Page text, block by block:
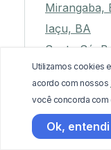
Mirangaba,
Iaçu, BA
Sento Sé,
Barro
Alcobaça,
Irará, BA
Uauá, BA
Utilizamos cookies
acordo com nossos
você concorda com
Ok, entendi